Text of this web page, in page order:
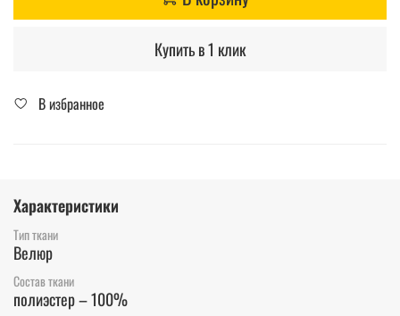
Купить в 1 клик
В избранное
Характеристики
Тип ткани
Велюр
Состав ткани
полиэстер – 100%